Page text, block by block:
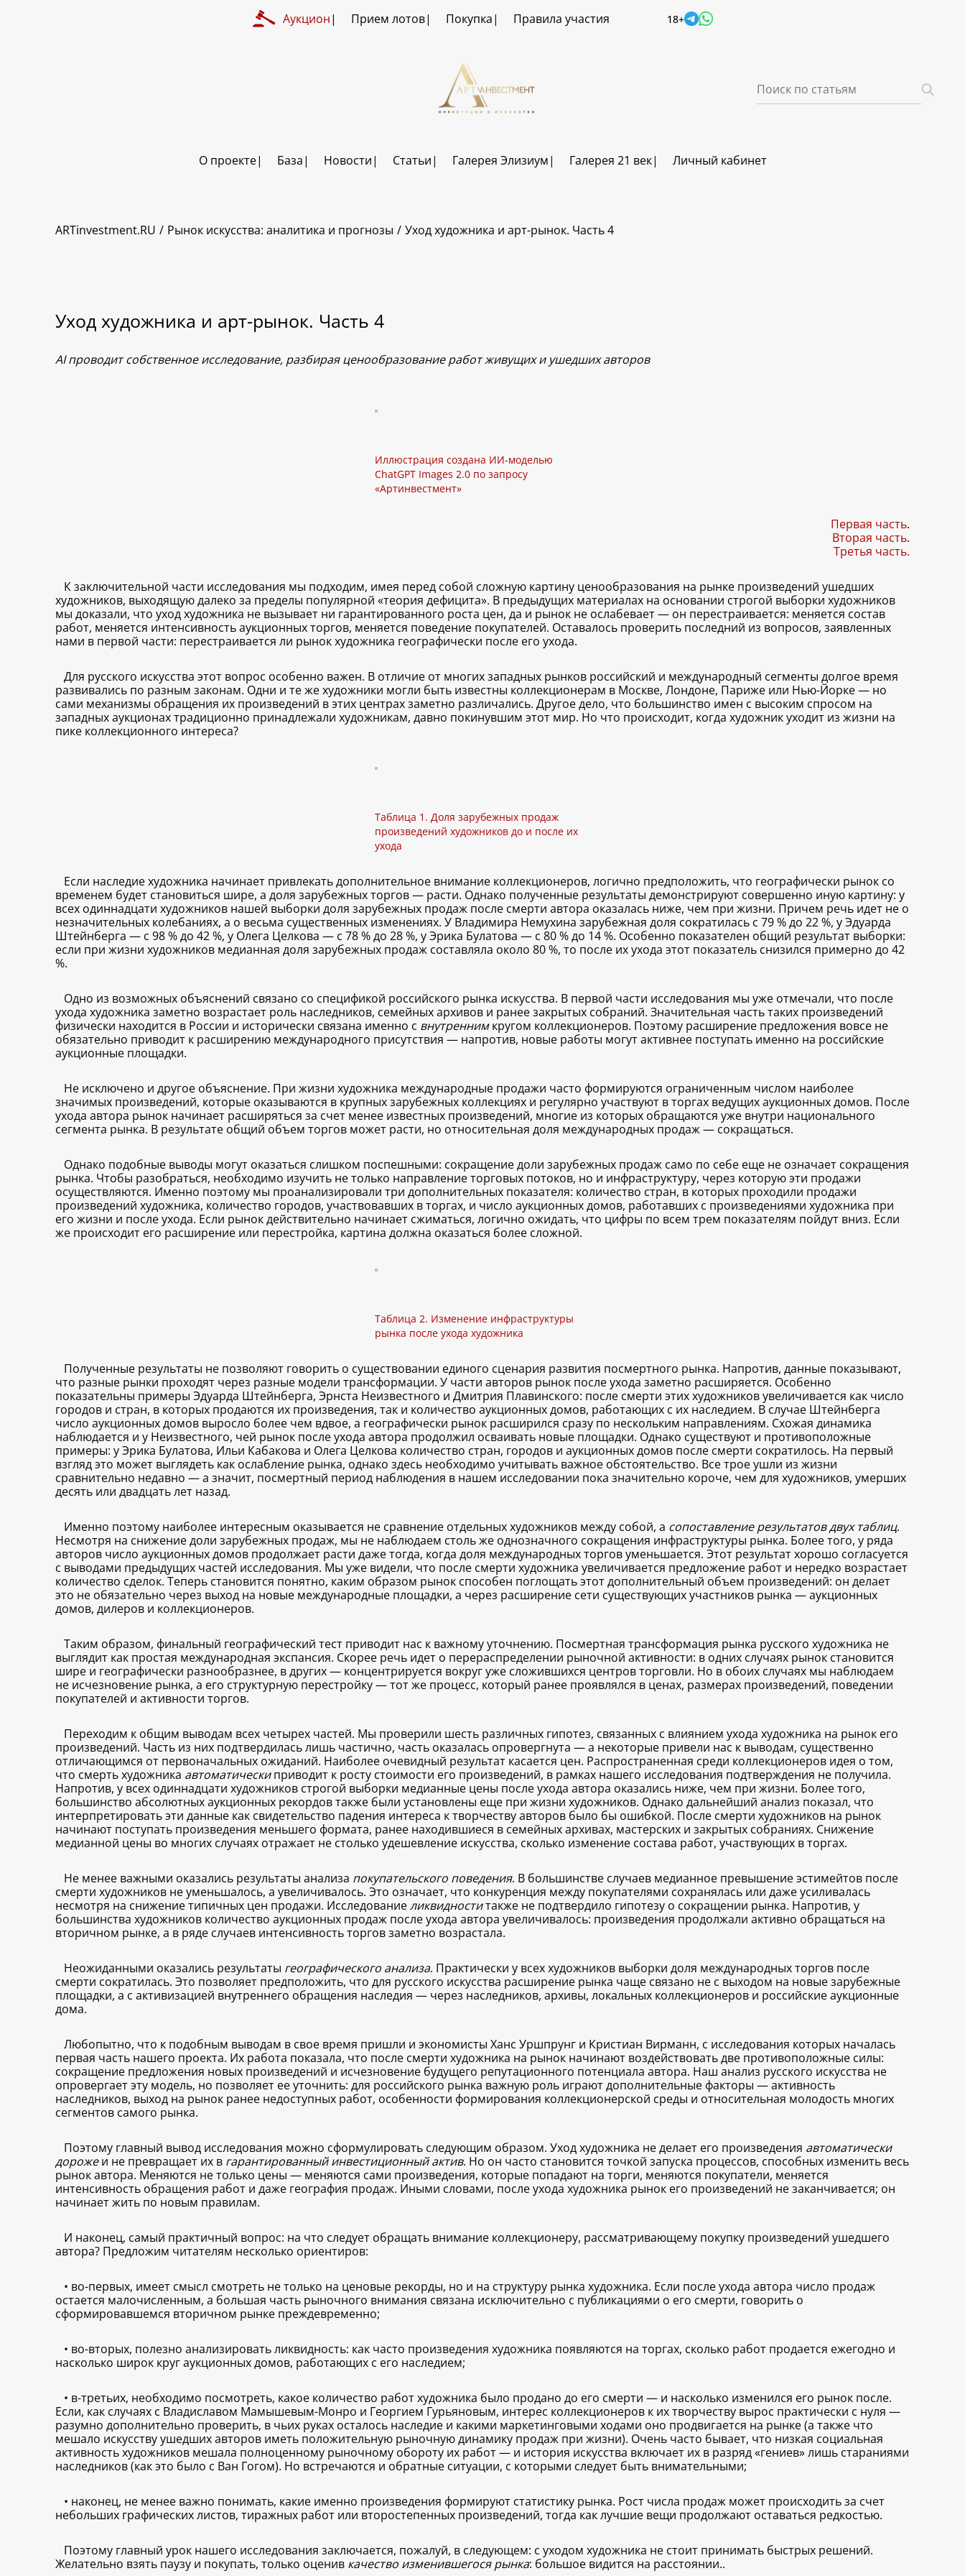
Аукцион Прием лотов Покупка Правила участия 18+
О проекте База Новости Статьи Галерея Элизиум Галерея 21 век Личный кабинет
ARTinvestment.RU Рынок искусства: аналитика и прогнозы Уход художника и арт-рынок. Часть 4
Уход художника и арт-рынок. Часть 4
AI проводит собственное исследование, разбирая ценообразование работ живущих и ушедших авторов
Иллюстрация создана ИИ-моделью
ChatGPT Images 2.0 по запросу
«Артинвестмент»
Первая часть.
Вторая часть.
Третья часть.
К заключительной части исследования мы подходим, имея перед собой сложную картину ценообразования на рынке произведений ушедших
художников, выходящую далеко за пределы популярной «теория дефицита». В предыдущих материалах на основании строгой выборки художников
мы доказали, что уход художника не вызывает ни гарантированного роста цен, да и рынок не ослабевает — он перестраивается: меняется состав
работ, меняется интенсивность аукционных торгов, меняется поведение покупателей. Оставалось проверить последний из вопросов, заявленных
нами в первой части: перестраивается ли рынок художника географически после его ухода.
Для русского искусства этот вопрос особенно важен. В отличие от многих западных рынков российский и международный сегменты долгое время
развивались по разным законам. Одни и те же художники могли быть известны коллекционерам в Москве, Лондоне, Париже или Нью-Йорке — но
сами механизмы обращения их произведений в этих центрах заметно различались. Другое дело, что большинство имен с высоким спросом на
западных аукционах традиционно принадлежали художникам, давно покинувшим этот мир. Но что происходит, когда художник уходит из жизни на
пике коллекционного интереса?
Таблица 1. Доля зарубежных продаж
произведений художников до и после их
ухода
Если наследие художника начинает привлекать дополнительное внимание коллекционеров, логично предположить, что географически рынок со
временем будет становиться шире, а доля зарубежных торгов — расти. Однако полученные результаты демонстрируют совершенно иную картину: у
всех одиннадцати художников нашей выборки доля зарубежных продаж после смерти автора оказалась ниже, чем при жизни. Причем речь идет не о
незначительных колебаниях, а о весьма существенных изменениях. У Владимира Немухина зарубежная доля сократилась с 79 % до 22 %, у Эдуарда
Штейнберга — с 98 % до 42 %, у Олега Целкова — с 78 % до 28 %, у Эрика Булатова — с 80 % до 14 %. Особенно показателен общий результат выборки:
если при жизни художников медианная доля зарубежных продаж составляла около 80 %, то после их ухода этот показатель снизился примерно до 42
%.
Одно из возможных объяснений связано со спецификой российского рынка искусства. В первой части исследования мы уже отмечали, что после
ухода художника заметно возрастает роль наследников, семейных архивов и ранее закрытых собраний. Значительная часть таких произведений
физически находится в России и исторически связана именно с внутреннимкругом коллекционеров. Поэтому расширение предложения вовсе не
обязательно приводит к расширению международного присутствия — напротив, новые работы могут активнее поступать именно на российские
аукционные площадки.
Не исключено и другое объяснение. При жизни художника международные продажи часто формируются ограниченным числом наиболее
значимых произведений, которые оказываются в крупных зарубежных коллекциях и регулярно участвуют в торгах ведущих аукционных домов. После
ухода автора рынок начинает расширяться за счет менее известных произведений, многие из которых обращаются уже внутри национального
сегмента рынка. В результате общий объем торгов может расти, но относительная доля международных продаж — сокращаться.
Однако подобные выводы могут оказаться слишком поспешными: сокращение доли зарубежных продаж само по себе еще не означает сокращения
рынка. Чтобы разобраться, необходимо изучить не только направление торговых потоков, но и инфраструктуру, через которую эти продажи
осуществляются. Именно поэтому мы проанализировали три дополнительных показателя: количество стран, в которых проходили продажи
произведений художника, количество городов, участвовавших в торгах, и число аукционных домов, работавших с произведениями художника при
его жизни и после ухода. Если рынок действительно начинает сжиматься, логично ожидать, что цифры по всем трем показателям пойдут вниз. Если
же происходит его расширение или перестройка, картина должна оказаться более сложной.
Таблица 2. Изменение инфраструктуры
рынка после ухода художника
Полученные результаты не позволяют говорить о существовании единого сценария развития посмертного рынка. Напротив, данные показывают,
что разные рынки проходят через разные модели трансформации. У части авторов рынок после ухода заметно расширяется. Особенно
показательны примеры Эдуарда Штейнберга, Эрнста Неизвестного и Дмитрия Плавинского: после смерти этих художников увеличивается как число
городов и стран, в которых продаются их произведения, так и количество аукционных домов, работающих с их наследием. В случае Штейнберга
число аукционных домов выросло более чем вдвое, а географически рынок расширился сразу по нескольким направлениям. Схожая динамика
наблюдается и у Неизвестного, чей рынок после ухода автора продолжил осваивать новые площадки. Однако существуют и противоположные
примеры: у Эрика Булатова, Ильи Кабакова и Олега Целкова количество стран, городов и аукционных домов после смерти сократилось. На первый
взгляд это может выглядеть как ослабление рынка, однако здесь необходимо учитывать важное обстоятельство. Все трое ушли из жизни
сравнительно недавно — а значит, посмертный период наблюдения в нашем исследовании пока значительно короче, чем для художников, умерших
десять или двадцать лет назад.
Именно поэтому наиболее интересным оказывается не сравнение отдельных художников между собой, а сопоставление результатов двух таблиц.
Несмотря на снижение доли зарубежных продаж, мы не наблюдаем столь же однозначного сокращения инфраструктуры рынка. Более того, у ряда
авторов число аукционных домов продолжает расти даже тогда, когда доля международных торгов уменьшается. Этот результат хорошо согласуется
с выводами предыдущих частей исследования. Мы уже видели, что после смерти художника увеличивается предложение работ и нередко возрастает
количество сделок. Теперь становится понятно, каким образом рынок способен поглощать этот дополнительный объем произведений: он делает
это не обязательно через выход на новые международные площадки, а через расширение сети существующих участников рынка — аукционных
домов, дилеров и коллекционеров.
Таким образом, финальный географический тест приводит нас к важному уточнению. Посмертная трансформация рынка русского художника не
выглядит как простая международная экспансия. Скорее речь идет о перераспределении рыночной активности: в одних случаях рынок становится
шире и географически разнообразнее, в других — концентрируется вокруг уже сложившихся центров торговли. Но в обоих случаях мы наблюдаем
не исчезновение рынка, а его структурную перестройку — тот же процесс, который ранее проявлялся в ценах, размерах произведений, поведении
покупателей и активности торгов.
Переходим к общим выводам всех четырех частей. Мы проверили шесть различных гипотез, связанных с влиянием ухода художника на рынок его
произведений. Часть из них подтвердилась лишь частично, часть оказалась опровергнута — а некоторые привели нас к выводам, существенно
отличающимся от первоначальных ожиданий. Наиболее очевидный результат касается цен. Распространенная среди коллекционеров идея о том,
что смерть художника автоматическиприводит к росту стоимости его произведений, в рамках нашего исследования подтверждения не получила.
Напротив, у всех одиннадцати художников строгой выборки медианные цены после ухода автора оказались ниже, чем при жизни. Более того,
большинство абсолютных аукционных рекордов также были установлены еще при жизни художников. Однако дальнейший анализ показал, что
интерпретировать эти данные как свидетельство падения интереса к творчеству авторов было бы ошибкой. После смерти художников на рынок
начинают поступать произведения меньшего формата, ранее находившиеся в семейных архивах, мастерских и закрытых собраниях. Снижение
медианной цены во многих случаях отражает не столько удешевление искусства, сколько изменение состава работ, участвующих в торгах.
Не менее важными оказались результаты анализа покупательского поведения. В большинстве случаев медианное превышение эстимейтов после
смерти художников не уменьшалось, а увеличивалось. Это означает, что конкуренция между покупателями сохранялась или даже усиливалась
несмотря на снижение типичных цен продажи. Исследованиеликвидноститакже не подтвердило гипотезу о сокращении рынка. Напротив, у
большинства художников количество аукционных продаж после ухода автора увеличивалось: произведения продолжали активно обращаться на
вторичном рынке, а в ряде случаев интенсивность торгов заметно возрастала.
Неожиданными оказались результаты географического анализа. Практически у всех художников выборки доля международных торгов после
смерти сократилась. Это позволяет предположить, что для русского искусства расширение рынка чаще связано не с выходом на новые зарубежные
площадки, а с активизацией внутреннего обращения наследия — через наследников, архивы, локальных коллекционеров и российские аукционные
дома.
Любопытно, что к подобным выводам в свое время пришли и экономисты Ханс Уршпрунг и Кристиан Вирманн, с исследования которых началась
первая часть нашего проекта. Их работа показала, что после смерти художника на рынок начинают воздействовать две противоположные силы:
сокращение предложения новых произведений и исчезновение будущего репутационного потенциала автора. Наш анализ русского искусства не
опровергает эту модель, но позволяет ее уточнить: для российского рынка важную роль играют дополнительные факторы — активность
наследников, выход на рынок ранее недоступных работ, особенности формирования коллекционерской среды и относительная молодость многих
сегментов самого рынка.
Поэтому главный вывод исследования можно сформулировать следующим образом. Уход художника не делает его произведения автоматически
дорожеи не превращает их в гарантированный инвестиционный актив. Но он часто становится точкой запуска процессов, способных изменить весь
рынок автора. Меняются не только цены — меняются сами произведения, которые попадают на торги, меняются покупатели, меняется
интенсивность обращения работ и даже география продаж. Иными словами, после ухода художника рынок его произведений не заканчивается; он
начинает жить по новым правилам.
И наконец, самый практичный вопрос: на что следует обращать внимание коллекционеру, рассматривающему покупку произведений ушедшего
автора? Предложим читателям несколько ориентиров:
• во-первых, имеет смысл смотреть не только на ценовые рекорды, но и на структуру рынка художника. Если после ухода автора число продаж
остается малочисленным, а большая часть рыночного внимания связана исключительно с публикациями о его смерти, говорить о
сформировавшемся вторичном рынке преждевременно;
• во-вторых, полезно анализировать ликвидность: как часто произведения художника появляются на торгах, сколько работ продается ежегодно и
насколько широк круг аукционных домов, работающих с его наследием;
• в-третьих, необходимо посмотреть, какое количество работ художника было продано до его смерти — и насколько изменился его рынок после.
Если, как случаях с Владиславом Мамышевым-Монро и Георгием Гурьяновым, интерес коллекционеров к их творчеству вырос практически с нуля —
разумно дополнительно проверить, в чьих руках осталось наследие и какими маркетинговыми ходами оно продвигается на рынке (а также что
мешало искусству ушедших авторов иметь положительную рыночную динамику продаж при жизни). Очень часто бывает, что низкая социальная
активность художников мешала полноценному рыночному обороту их работ — и история искусства включает их в разряд «гениев» лишь стараниями
наследников (как это было с Ван Гогом). Но встречаются и обратные ситуации, с которыми следует быть внимательными;
• наконец, не менее важно понимать, какие именно произведения формируют статистику рынка. Рост числа продаж может происходить за счет
небольших графических листов, тиражных работ или второстепенных произведений, тогда как лучшие вещи продолжают оставаться редкостью.
Поэтому главный урок нашего исследования заключается, пожалуй, в следующем: c уходом художника не стоит принимать быстрых решений.
Желательно взять паузу и покупать, только оценив качество изменившегося рынка: большое видится на расстоянии..